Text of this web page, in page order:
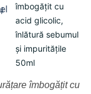
îmbogățit cu
acid glicolic,
înlătură sebumul
și impuritățile
50ml
îmbogățit cu